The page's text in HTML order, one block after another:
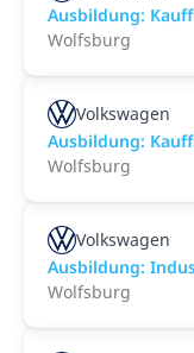
Ausbildung:
Wolfsburg
Volkswagen
Ausbildung:
Wolfsburg
Volkswagen
Ausbildung:
Wolfsburg